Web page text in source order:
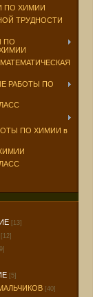
ПО ХИМИИ
ТРУДНОСТИ
ПО
РАБОТЫ ПО
ПО ХИМИИ в
[13]
[12]
[5]
[40]